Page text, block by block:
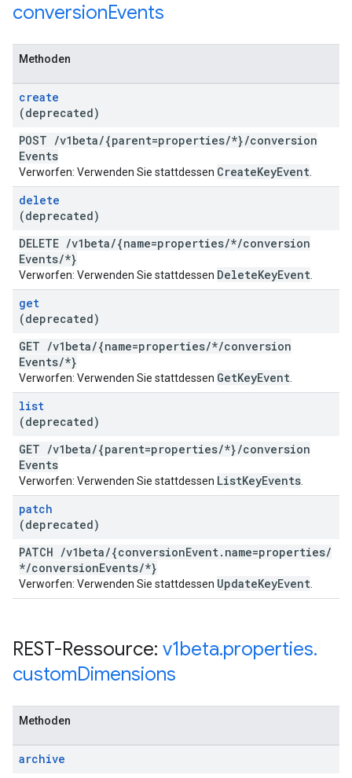
conversionEvents
Methoden
create
(deprecated)
POST /v1beta/{parent=properties/*}/conversion
Events
Verworfen: Verwenden Sie stattdessen CreateKeyEvent
delete
(deprecated)
DELETE /v1beta/{name=properties/*/conversion
Events/*}
Verworfen: Verwenden Sie stattdessen DeleteKeyEvent
get
(deprecated)
GET /v1beta/{name=properties/*/conversion
Events/*}
Verworfen: Verwenden Sie stattdessen GetKeyEvent
list
(deprecated)
GET /v1beta/{parent=properties/*}/conversion
Events
Verworfen: Verwenden Sie stattdessen ListKeyEvents
patch
(deprecated)
PATCH /v1beta/{conversionEvent. name=properties/
*/conversionEvents/*}
Verworfen: Verwenden Sie stattdessen UpdateKeyEvent
REST-Ressource: v1beta.properties.
customDimensions
Methoden
archive